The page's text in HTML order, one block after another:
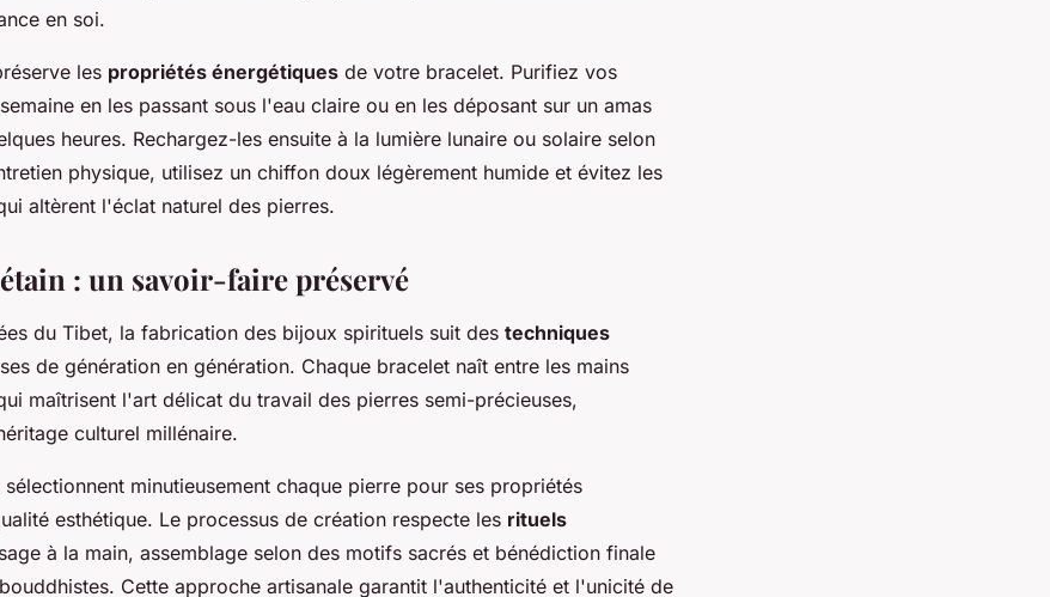
en soi.
les propriétés énergétiques de votre bracelet. Purifiez vos
en les passant sous l'eau claire ou en les déposant sur un amas
heures. Rechargez-les ensuite à la lumière lunaire ou solaire selon
physique, utilisez un chiffon doux légèrement humide et évitez les
altèrent l'éclat naturel des pierres.
: un savoir-faire préservé
du Tibet, la fabrication des bijoux spirituels suit des techniques
de génération en génération. Chaque bracelet naît entre les mains
maîtrisent l'art délicat du travail des pierres semi-précieuses,
culturel millénaire.
sélectionnent minutieusement chaque pierre pour ses propriétés
esthétique. Le processus de création respecte les rituels
à la main, assemblage selon des motifs sacrés et bénédiction finale
Cette approche artisanale garantit l'authenticité et l'unicité de